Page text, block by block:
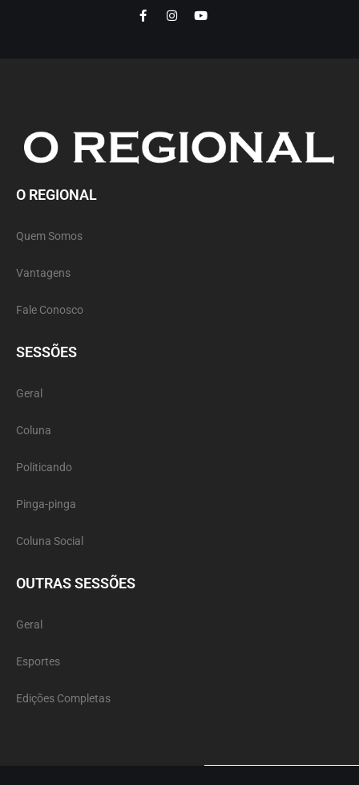
O REGIONAL
Quem Somos
Vantagens
Fale Conosco
SESSÕES
Geral
Coluna
Politicando
Pinga-pinga
Coluna Social
OUTRAS SESSÕES
Geral
Esportes
Edições Completas